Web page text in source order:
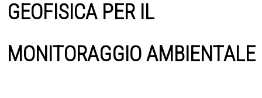
GEOFISICA PER IL
MONITORAGGIO AMBIENTALE